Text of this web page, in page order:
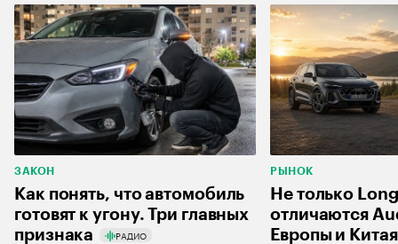
ЗАКОН
Как понять, что автомобиль
готовят к угону. Три главных
признака
РАДИО
РЫНОК
Не только
отличаются
Европы и Китая